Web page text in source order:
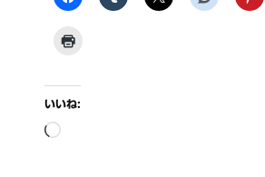
いいね:
読